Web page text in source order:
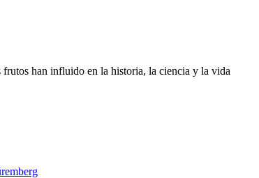
frutos han influido en la historia, la ciencia y la vida